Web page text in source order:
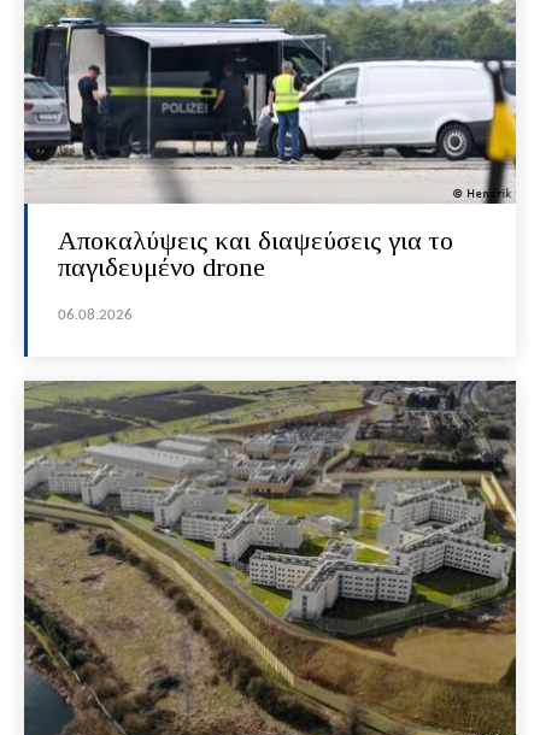
Αποκαλύψεις και διαψεύσεις για το
παγιδευμένο drone
06.08.2026